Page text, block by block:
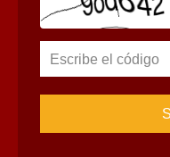
Escribe el código